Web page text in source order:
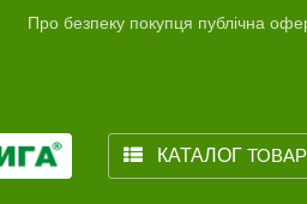
Про безпеку покупця публічна
КАТАЛОГ